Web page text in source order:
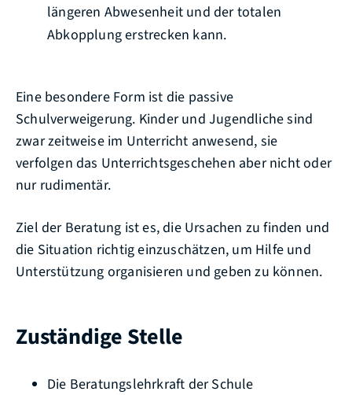
längeren Abwesenheit und der totalen
Abkopplung erstrecken kann.
Eine besondere Form ist die passive
Schulverweigerung. Kinder und Jugendliche sind
zwar zeitweise im Unterricht anwesend, sie
verfolgen das Unterrichtsgeschehen aber nicht oder
nur rudimentär.
Ziel der Beratung ist es, die Ursachen zu finden und
die Situation richtig einzuschätzen, um Hilfe und
Unterstützung organisieren und geben zu können.
Zuständige Stelle
Die Beratungslehrkraft der Schule